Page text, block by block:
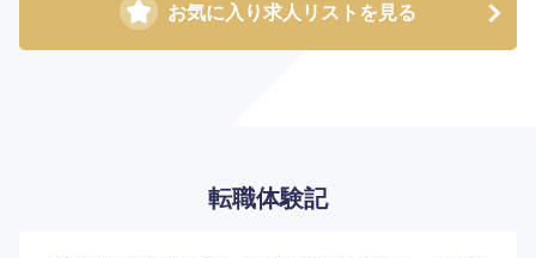
お気に入り求人リストを見る
転職体験記